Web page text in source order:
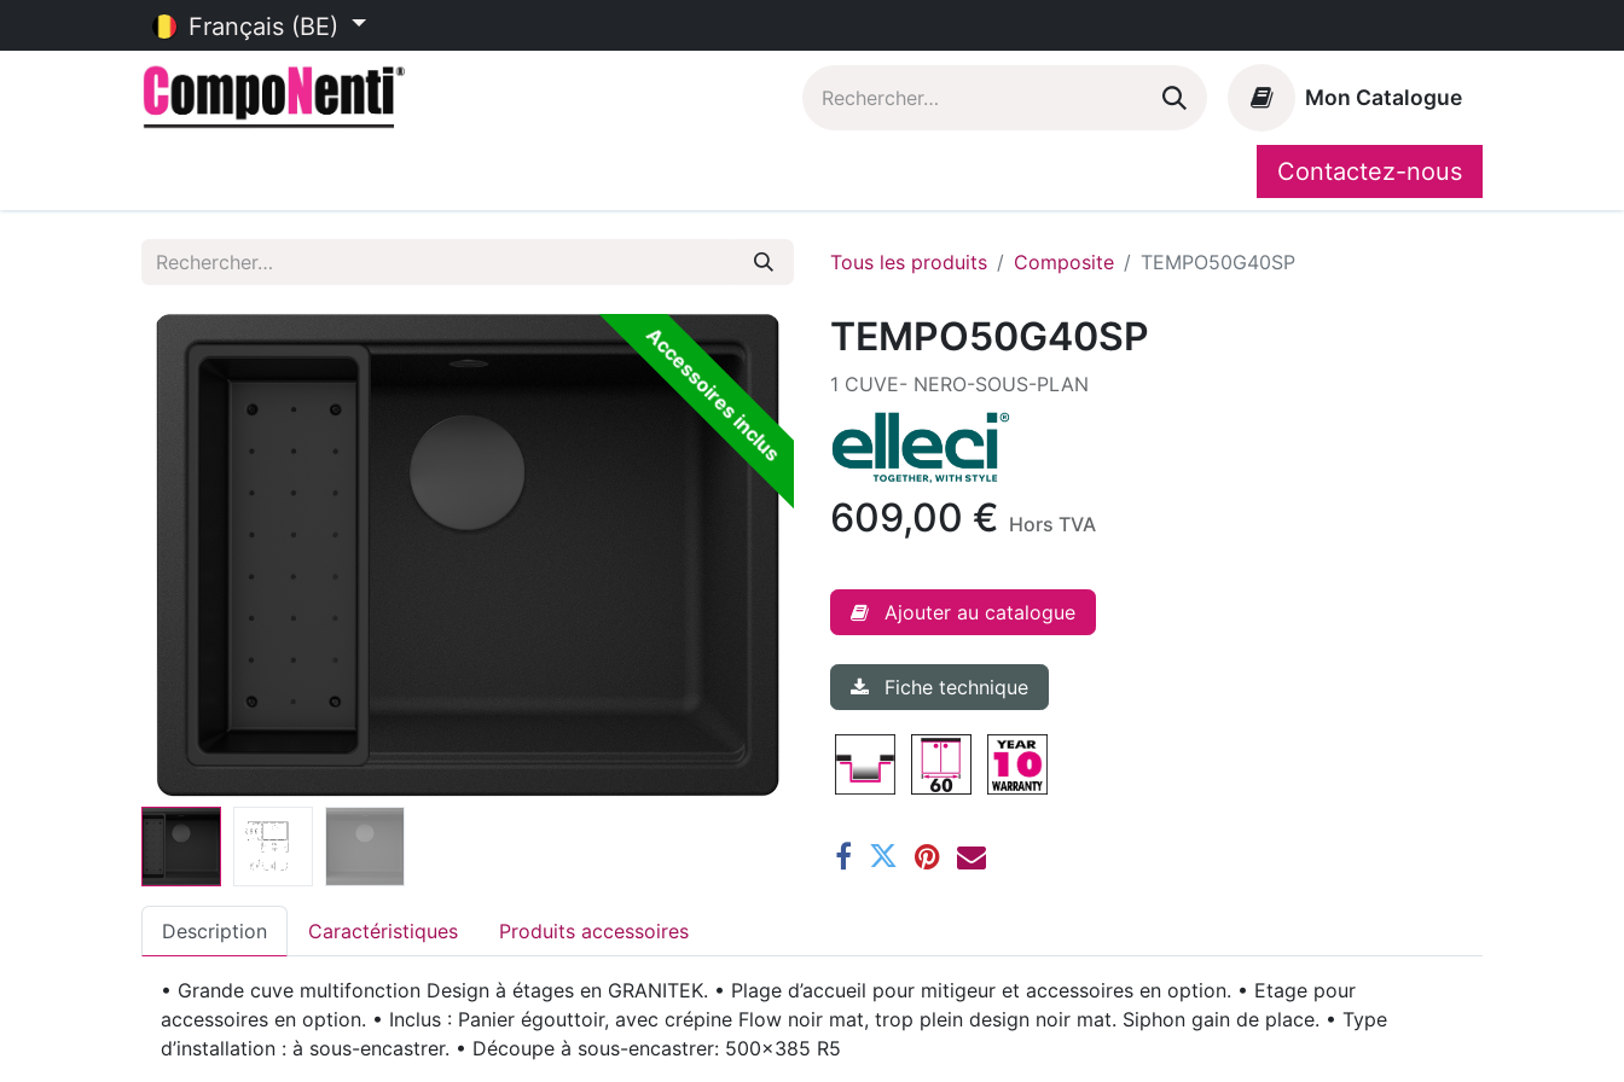
Français (BE)
Mon Catalogue
CompoShop
Contactez-nous
Tous les produits Composite TEMPO50G40SP
Accessoires inclus TEMPO50G40SP
1 CUVE- NERO-SOUS-PLAN
609,00 € Hors TVA
Ajouter au catalogue
Fiche technique
Description Caractéristiques Produits accessoires
• Grande cuve multifonction Design à étages en GRANITEK. • Plage d’accueil pour mitigeur et accessoires en option. • Etage pour
accessoires en option. • Inclus : Panier égouttoir, avec crépine Flow noir mat, trop plein design noir mat. Siphon gain de place. • Type
d’installation : à sous-encastrer. • Découpe à sous-encastrer: 500x385 R5